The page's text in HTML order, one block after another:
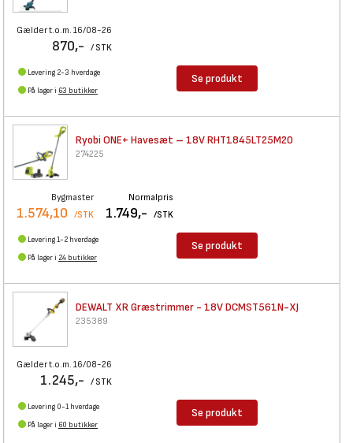
Gælder t.o.m. 16/08-26
870,- / STK
Levering 2-3 hverdage
På lager i 63 butikker
Se produkt
Ryobi ONE+ Havesæt – 18VRHT1845LT25M20
274225
Bygmaster
1.574,10 /STK
Normalpris
1.749,- /STK
Levering 1-2 hverdage
På lager i 24 butikker
Se produkt
DEWALT XR Græstrimmer - 18VDCMST561N-XJ
235389
Gælder t.o.m. 16/08-26
1.245,- / STK
Levering 0-1 hverdage
På lager i 60 butikker
Se produkt